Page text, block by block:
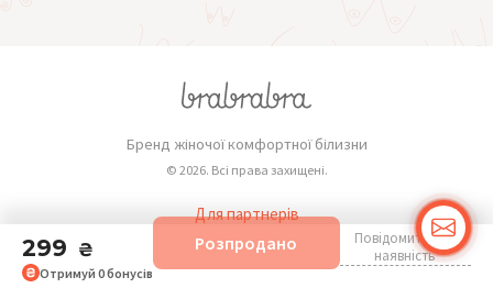
299 ₴
Отримуй 0бонусів
Розпродано
Повідомити про
наявність
Бренд жіночої комфортної білизни
© 2026. Всі права захищені.
Для партнерів
Публічна оферта